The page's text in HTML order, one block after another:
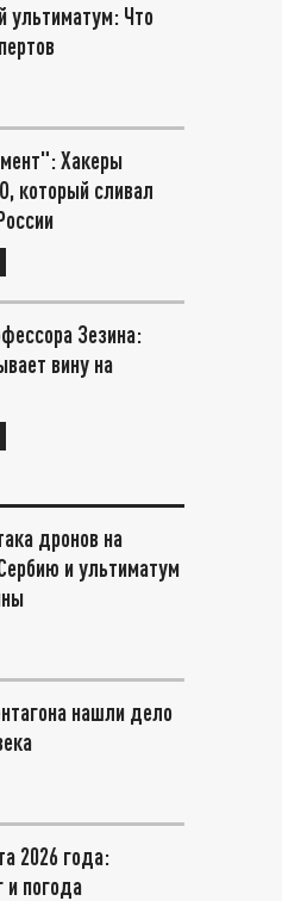
ультиматум: Что
Хакеры
который сливал
Зезина:
вину на
дронов на
и ультиматум
нашли дело
2026 года:
и погода